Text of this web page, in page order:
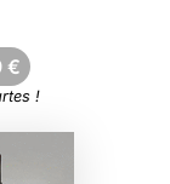
€
!